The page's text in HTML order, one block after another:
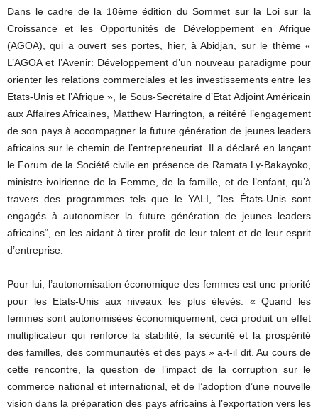
Dans le cadre de la 18ème édition du Sommet sur la Loi sur la
Croissance et les Opportunités de Développement en Afrique
(AGOA), qui a ouvert ses portes, hier, à Abidjan, sur le thème «
L’AGOA et l’Avenir: Développement d’un nouveau paradigme pour
orienter les relations commerciales et les investissements entre les
Etats-Unis et l’Afrique », le Sous-Secrétaire d’Etat Adjoint Américain
aux Affaires Africaines, Matthew Harrington, a réitéré l’engagement
de son pays à accompagner la future génération de jeunes leaders
africains sur le chemin de l’entrepreneuriat. Il a déclaré en lançant
le Forum de la Société civile en présence de Ramata Ly-Bakayoko,
ministre ivoirienne de la Femme, de la famille, et de l’enfant, qu’à
travers des programmes tels que le YALI, “les États-Unis sont
engagés à autonomiser la future génération de jeunes leaders
africains“, en les aidant à tirer profit de leur talent et de leur esprit
d’entreprise.
Pour lui, l’autonomisation économique des femmes est une priorité
pour les Etats-Unis aux niveaux les plus élevés. « Quand les
femmes sont autonomisées économiquement, ceci produit un effet
multiplicateur qui renforce la stabilité, la sécurité et la prospérité
des familles, des communautés et des pays » a-t-il dit. Au cours de
cette rencontre, la question de l’impact de la corruption sur le
commerce national et international, et de l’adoption d’une nouvelle
vision dans la préparation des pays africains à l’exportation vers les